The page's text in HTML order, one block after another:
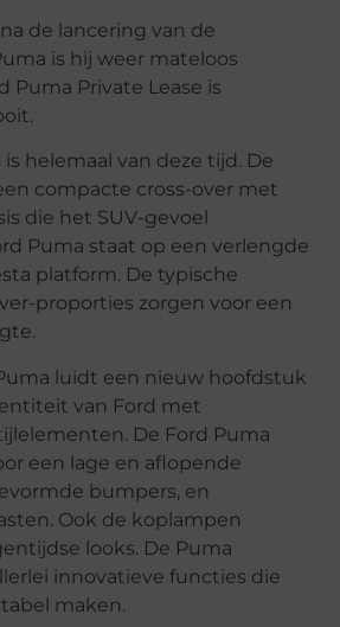
de lancering van de
is hij weer mateloos
Puma Private Lease is
helemaal van deze tijd. De
compacte cross-over met
die het SUV-gevoel
Puma staat op een verlengde
platform. De typische
proporties zorgen voor een
luidt een nieuw hoofdstuk
van Ford met
De Ford Puma
een lage en aflopende
bumpers, en
Ook de koplampen
looks. De Puma
innovatieve functies die
maken.